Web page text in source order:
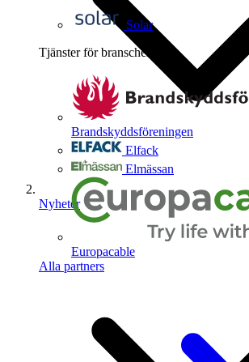
Solar
Tjänster för branschen
Brandskyddsföreningen
Elfack
Elmässan
Europacable
Alla partners
Nyheter